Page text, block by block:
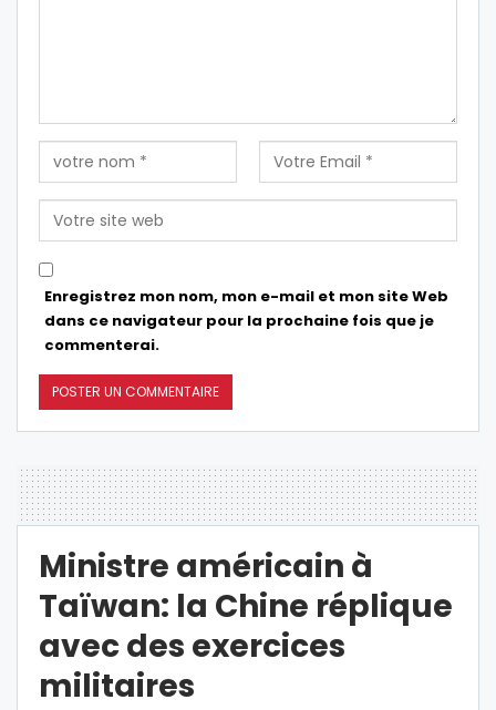
Enregistrez mon nom, mon e-mail et mon site Web
dans ce navigateur pour la prochaine fois que je
commenterai.
Ministre américain à
Taïwan: la Chine réplique
avec des exercices
militaires